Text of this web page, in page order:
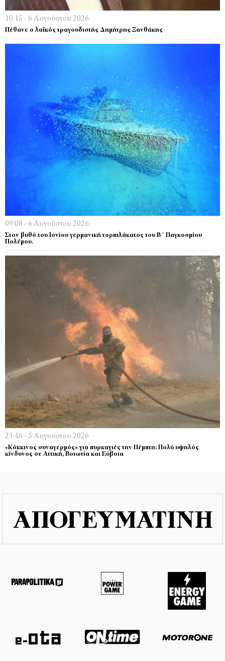
10:15 - 6 Αυγούστου 2026
Πέθανε ο λαϊκός τραγουδιστής Δημήτρης Ξανθάκης
09:08 - 6 Αυγούστου 2026
Στον βυθό του Ιονίου γερμανική τορπιλάκατος του Β΄ Παγκοσμίου
Πολέμου.
21:46 - 5 Αυγούστου 2026
«Κόκκινος συναγερμός» για πυρκαγιές την Πέμπτη: Πολύ υψηλός
κίνδυνος σε Αττική, Βοιωτία και Εύβοια